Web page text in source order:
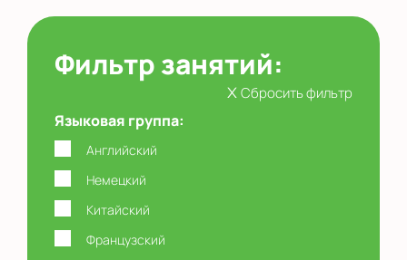
Фильтр занятий:
xСбросить фильтр
Языковая группа:
Английский
Немецкий
Китайский
Французский